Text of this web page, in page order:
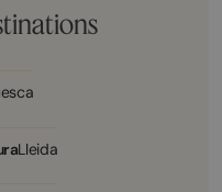
Lleida